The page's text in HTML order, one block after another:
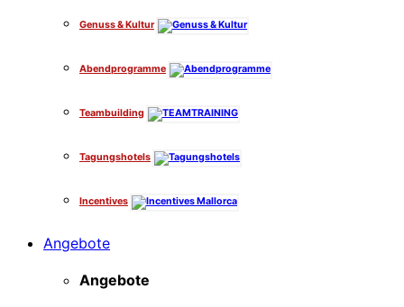
Genuss & Kultur
Abendprogramme
Teambuilding
Tagungshotels
Incentives
Angebote
Angebote